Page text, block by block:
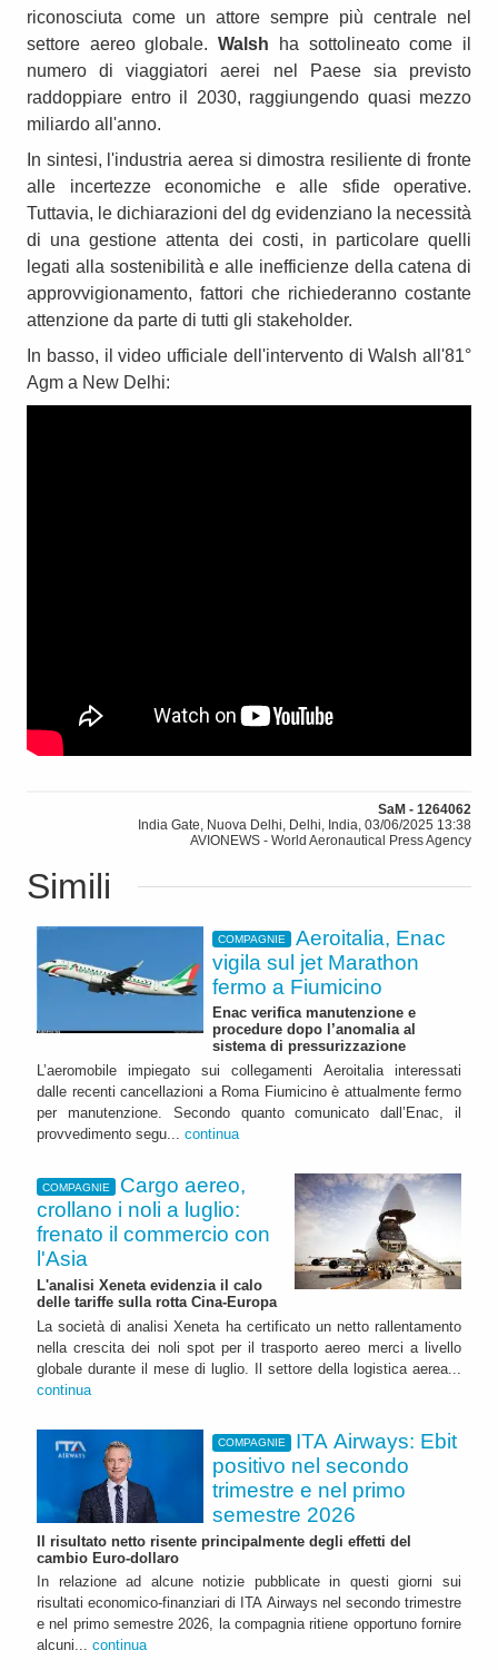
riconosciuta come un attore sempre più centrale nel
settore aereo globale.Walsh ha sottolineato come il
numero di viaggiatori aerei nel Paese sia previsto
raddoppiare entro il 2030, raggiungendo quasi mezzo
miliardo all'anno.
In sintesi, l'industria aerea si dimostra resiliente di fronte
alle incertezze economiche e alle sfide operative.
Tuttavia, le dichiarazioni del dg evidenziano la necessità
di una gestione attenta dei costi, in particolare quelli
legati alla sostenibilità e alle inefficienze della catena di
approvvigionamento, fattori che richiederanno costante
attenzione da parte di tutti gli stakeholder.
In basso, il video ufficiale dell'intervento di Walsh all'81°
Agm a New Delhi:
SaM - 1264062
India Gate, Nuova Delhi, Delhi, India, 03/06/2025 13:38
AVIONEWS - World Aeronautical Press Agency
Simili
COMPAGNIE
Aeroitalia, Enac
vigila sul jet Marathon
fermo a Fiumicino
Enac verifica manutenzione e
procedure dopo l’anomalia al
sistema di pressurizzazione
L’aeromobile impiegato sui collegamenti Aeroitalia interessati
dalle recenti cancellazioni a Roma Fiumicino è attualmente fermo
per manutenzione. Secondo quanto comunicato dall’Enac, il
provvedimento segu... continua
COMPAGNIE
Cargo aereo,
crollano i noli a luglio:
frenato il commercio con
l'Asia
L'analisi Xeneta evidenzia il calo
delle tariffe sulla rotta Cina-Europa
La società di analisi Xeneta ha certificato un netto rallentamento
nella crescita dei noli spot per il trasporto aereo merci a livello
globale durante il mese di luglio. Il settore della logistica aerea...
continua
COMPAGNIE
ITA Airways: Ebit
positivo nel secondo
trimestre e nel primo
semestre 2026
Il risultato netto risente principalmente degli effetti del
cambio Euro-dollaro
In relazione ad alcune notizie pubblicate in questi giorni sui
risultati economico-finanziari di ITA Airways nel secondo trimestre
e nel primo semestre 2026, la compagnia ritiene opportuno fornire
alcuni... continua